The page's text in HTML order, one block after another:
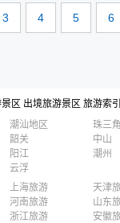
3 4 5 6
区 出境旅游景区 旅游索
潮汕地区
珠三
韶关
中山
阳江
潮州
云浮
上海旅游
天津
河南旅游
山东
浙江旅游
安徽